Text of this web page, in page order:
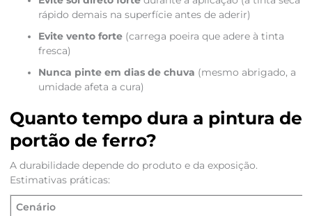
rápido demais na superfície antes de aderir)
Evite vento forte(carrega poeira que adere à tinta
fresca)
Nunca pinte em dias de chuva (mesmo abrigado, a
umidade afeta a cura)
Quanto tempo dura a pintura de
portão de ferro?
A durabilidade depende do produto e da exposição.
Estimativas práticas:
Cenário